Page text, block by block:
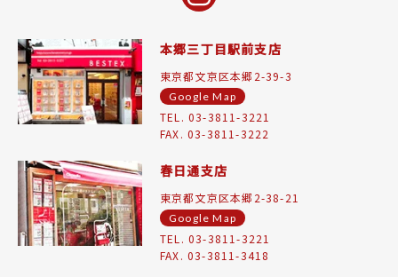
本郷三丁目駅前支店
東京都文京区本郷2-39-3
Google Map
TEL. 03-3811-3221
FAX. 03-3811-3222
春日通支店
東京都文京区本郷2-38-21
Google Map
TEL. 03-3811-3221
FAX. 03-3811-3418